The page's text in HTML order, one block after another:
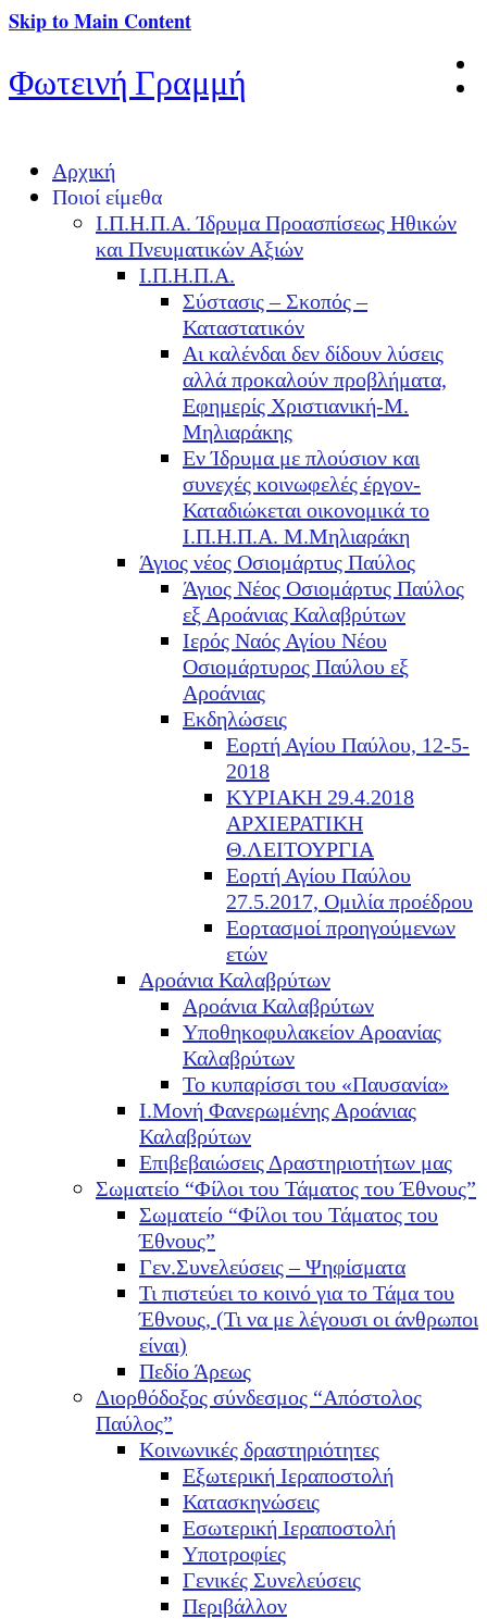
Skip to Main Content
Φωτεινή Γραμμή
Αρχική
Ποιοί είμεθα
Ι.Π.Η.Π.Α. Ίδρυμα Προασπίσεως Ηθικών
και Πνευματικών Αξιών
Ι.Π.Η.Π.Α.
Σύστασις – Σκοπός –
Καταστατικόν
Αι καλένδαι δεν δίδουν λύσεις
αλλά προκαλούν προβλήματα,
Εφημερίς Χριστιανική-Μ.
Μηλιαράκης
Εν Ίδρυμα με πλούσιον και
συνεχές κοινωφελές έργον-
Καταδιώκεται οικονομικά το
Ι.Π.Η.Π.Α. Μ.Μηλιαράκη
Άγιος νέος Οσιομάρτυς Παύλος
Άγιος Νέος Οσιομάρτυς Παύλος
εξ Αροάνιας Καλαβρύτων
Ιερός Ναός Αγίου Νέου
Οσιομάρτυρος Παύλου εξ
Αροάνιας
Εκδηλώσεις
Εορτή Αγίου Παύλου, 12-5-
2018
ΚΥΡΙΑΚΗ 29.4.2018
ΑΡΧΙΕΡΑΤΙΚΗ
Θ.ΛΕΙΤΟΥΡΓΙΑ
Εορτή Αγίου Παύλου
27.5.2017, Ομιλία προέδρου
Εορτασμοί προηγούμενων
ετών
Αροάνια Καλαβρύτων
Αροάνια Καλαβρύτων
Υποθηκοφυλακείον Αροανίας
Καλαβρύτων
Το κυπαρίσσι του «Παυσανία»
Ι.Μονή Φανερωμένης Αροάνιας
Καλαβρύτων
Επιβεβαιώσεις Δραστηριοτήτων μας
Σωματείο “Φίλοι του Τάματος του Έθνους”
Σωματείο “Φίλοι του Τάματος του
Έθνους”
Γεν.Συνελεύσεις – Ψηφίσματα
Τι πιστεύει το κοινό για το Τάμα του
Έθνους, (Τι να με λέγουσι οι άνθρωποι
είναι)
Πεδίο Άρεως
Διορθόδοξος σύνδεσμος “Απόστολος
Παύλος”
Κοινωνικές δραστηριότητες
Εξωτερική Ιεραποστολή
Κατασκηνώσεις
Εσωτερική Ιεραποστολή
Υποτροφίες
Γενικές Συνελεύσεις
Περιβάλλον